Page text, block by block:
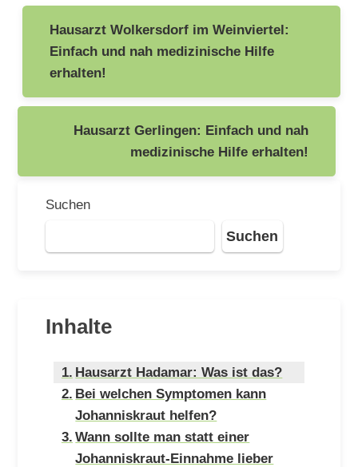
Beitragsnavigation
Hausarzt Wolkersdorf im Weinviertel:
Einfach und nah medizinische Hilfe
erhalten!
Hausarzt Gerlingen: Einfach und nah
medizinische Hilfe erhalten!
Suchen
Suchen
Inhalte
Hausarzt Hadamar: Was ist das?
Bei welchen Symptomen kann
Johanniskraut helfen?
Wann sollte man statt einer
Johanniskraut-Einnahme lieber